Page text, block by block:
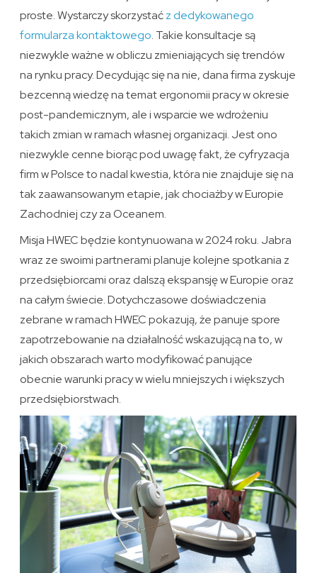
proste. Wystarczy skorzystaćz dedykowanego
formularza kontaktowego. Takie konsultacje są
niezwykle ważne w obliczu zmieniających się trendów
na rynku pracy. Decydując się na nie, dana firma zyskuje
bezcenną wiedzę na temat ergonomii pracy w okresie
post-pandemicznym, ale i wsparcie we wdrożeniu
takich zmian w ramach własnej organizacji. Jest ono
niezwykle cenne biorąc pod uwagę fakt, że cyfryzacja
firm w Polsce to nadal kwestia, która nie znajduje się na
tak zaawansowanym etapie, jak chociażby w Europie
Zachodniej czy za Oceanem.
Misja HWEC będzie kontynuowana w 2024 roku. Jabra
wraz ze swoimi partnerami planuje kolejne spotkania z
przedsiębiorcami oraz dalszą ekspansję w Europie oraz
na całym świecie. Dotychczasowe doświadczenia
zebrane w ramach HWEC pokazują, że panuje spore
zapotrzebowanie na działalność wskazującą na to, w
jakich obszarach warto modyfikować panujące
obecnie warunki pracy w wielu mniejszych i większych
przedsiębiorstwach.